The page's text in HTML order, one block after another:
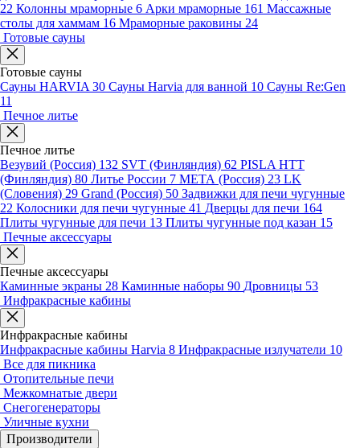
22 Колонны мраморные 6 Арки мраморные 161 Массажные
столы для хаммам 16 Мраморные раковины 24
Готовые сауны
Готовые сауны
Сауны HARVIA 30 Сауны Harvia для ванной 10 Сауны Re:Gen
11
Печное литье
Печное литье
Везувий (Россия) 132 SVT (Финляндия) 62 PISLA HTT
(Финляндия) 80 Литье России 7 МЕТА (Россия) 23 LK
(Словения) 29 Grand (Россия) 50 Задвижки для печи чугунные
22 Колосники для печи чугунные 41 Дверцы для печи 164
Плиты чугунные для печи 13 Плиты чугунные под казан 15
Печные аксессуары
Печные аксессуары
Каминные экраны 28 Каминные наборы 90 Дровницы 53
Инфракрасные кабины
Инфракрасные кабины
Инфракрасные кабины Harvia 8 Инфракрасные излучатели 10
Все для пикника
Отопительные печи
Межкомнатые двери
Снегогенераторы
Уличные кухни
Производители